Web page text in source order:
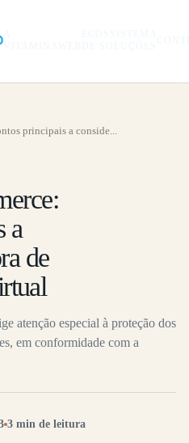
principais a conside...
a
de
atenção especial à proteção dos
em conformidade com a
3 min de leitura